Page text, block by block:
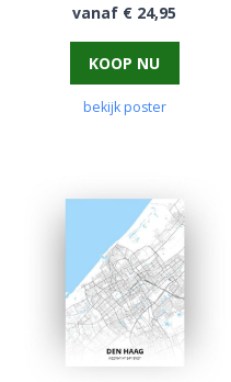
vanaf € 24,95
KOOP NU
bekijk poster